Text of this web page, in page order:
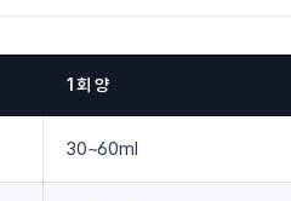
1회 양
30~60ml